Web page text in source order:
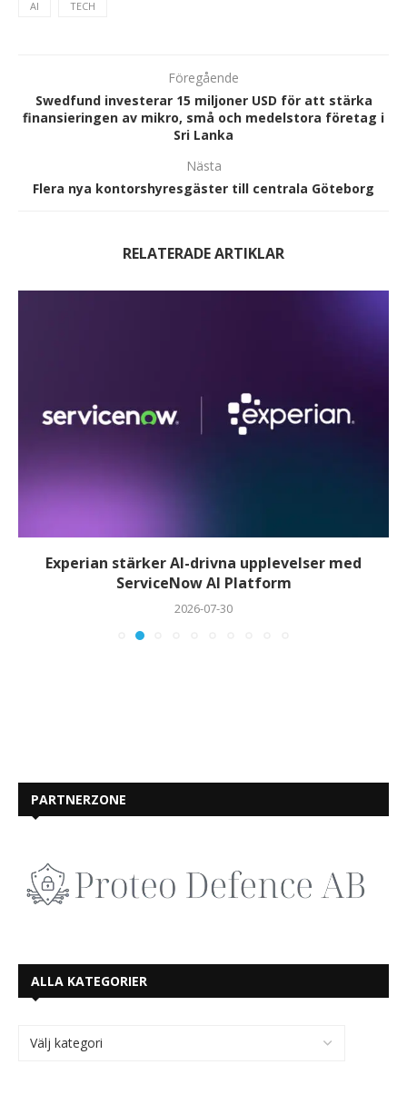
AI TECH
Föregående
Swedfund investerar 15 miljoner USD för att stärka
finansieringen av mikro, små och medelstora företag i
Sri Lanka
Nästa
Flera nya kontorshyresgäster till centrala Göteborg
RELATERADE ARTIKLAR
Experian stärker AI-drivna upplevelser med
ServiceNow AI Platform
2026-07-30
PARTNERZONE
ALLA KATEGORIER